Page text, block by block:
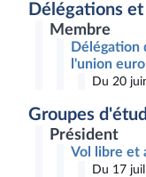
Délégations
Membre
Délégation
l'union
Du 20
Groupes
Président
Vol libre et
Du 17